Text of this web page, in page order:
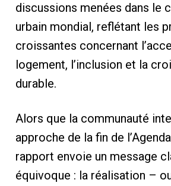
discussions menées dans le
urbain mondial, reflétant les
croissantes concernant
logement, l’inclusion et la
durable.
Alors que la communauté
approche de la fin de
rapport envoie un message
équivoque : la réalisation –